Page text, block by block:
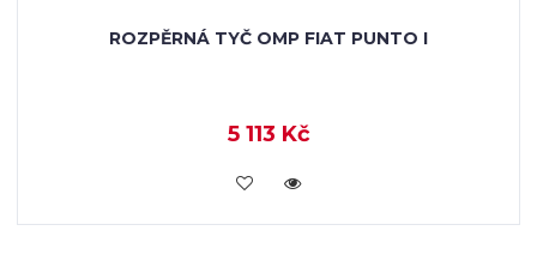
ROZPĚRNÁ TYČ OMP FIAT PUNTO I
5 113 Kč
KOUPIT